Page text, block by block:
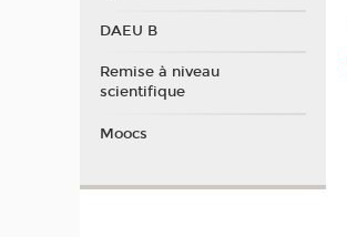
DAEU B
Remise à niveau
scientifique
Moocs